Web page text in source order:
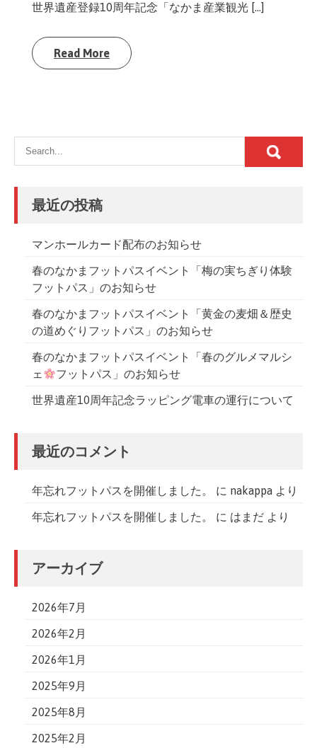
世界遺産登録10周年記念「なかま産業観光 […]
Read More
最近の投稿
マンホールカード配布のお知らせ
春のなかまフットパスイベント「梅の実ちぎり体験
フットパス」のお知らせ
春のなかまフットパスイベント「黄金の麦畑＆歴史
の道めぐりフットパス」のお知らせ
春のなかまフットパスイベント「春のグルメマルシ
ェ
フットパス」のお知らせ
世界遺産10周年記念ラッピング電車の運行について
最近のコメント
年忘れフットパスを開催しました。 に nakappa より
年忘れフットパスを開催しました。 に はまだ より
アーカイブ
2026年7月
2026年2月
2026年1月
2025年9月
2025年8月
2025年2月